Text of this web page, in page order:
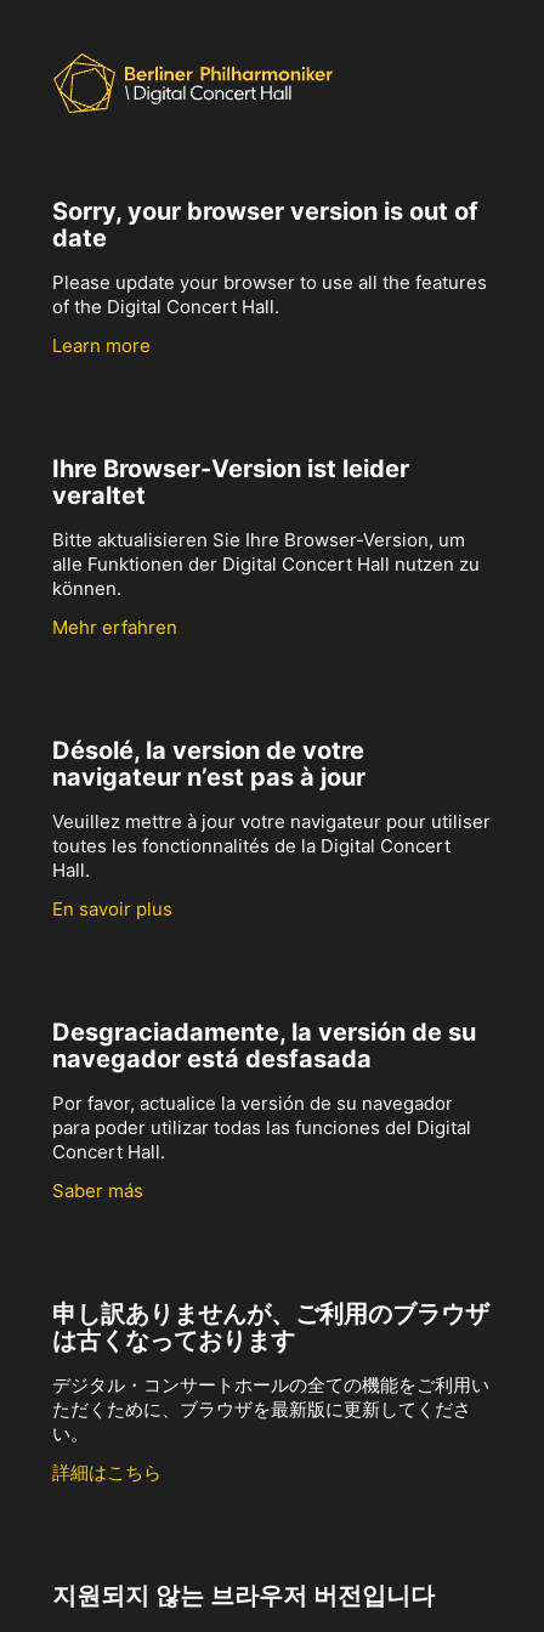
Sorry, your browser version is out of
date
Please update your browser to use all the features
of the Digital Concert Hall.
Learn more
Ihre Browser-Version ist leider
veraltet
Bitte aktualisieren Sie Ihre Browser-Version, um
alle Funktionen der Digital Concert Hall nutzen zu
können.
Mehr erfahren
Désolé, la version de votre
navigateur n’est pas à jour
Veuillez mettre à jour votre navigateur pour utiliser
toutes les fonctionnalités de la Digital Concert
Hall.
En savoir plus
Desgraciadamente, la versión de su
navegador está desfasada
Por favor, actualice la versión de su navegador
para poder utilizar todas las funciones del Digital
Concert Hall.
Saber más
申し訳ありませんが、ご利用のブラウザ
は古くなっております
デジタル・コンサートホールの全ての機能をご利用い
ただくために、ブラウザを最新版に更新してくださ
い。
詳細はこちら
지원되지 않는 브라우저 버전입니다